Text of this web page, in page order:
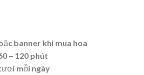
banner khi mua hoa
– 120 phút
mỗi ngày